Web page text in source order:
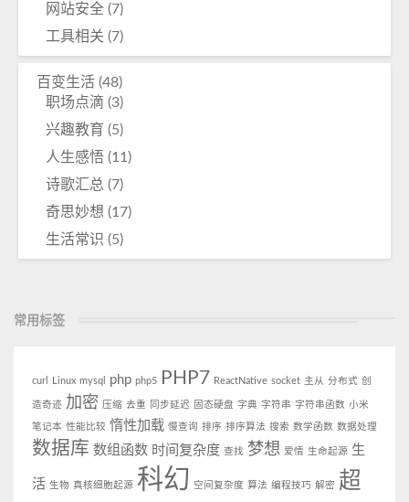
网站安全 (7)
工具相关 (7)
百变生活 (48)
职场点滴 (3)
兴趣教育 (5)
人生感悟 (11)
诗歌汇总 (7)
奇思妙想 (17)
生活常识 (5)
常用标签
curl Linux mysql php php5 PHP7 ReactNative socket 主从 分布式 创
造奇迹 加密 压缩 去重 同步延迟 固态硬盘 字典 字符串 字符串函数 小米
笔记本 性能比较 惰性加载 慢查询 排序 排序算法 搜索 数学函数 数据处理
数据库 数组函数 时间复杂度 查找 梦想 爱情 生命起源 生
活 生物 真核细胞起源 科幻 空间复杂度 算法 编程技巧 解密 超